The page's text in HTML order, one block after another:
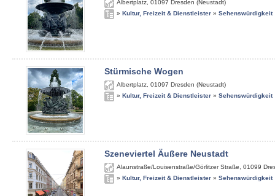
Albertplatz 01097 Dresden (Neustadt)
» Kultur, Freizeit & Dienstleister » Sehenswürdigkeit
Stürmische Wogen
Albertplatz 01097 Dresden (Neustadt)
» Kultur, Freizeit & Dienstleister » Sehenswürdigkeit
Szeneviertel Äußere Neustadt
Alaunstraße/Louisenstraße/Görlitzer Straße 01099
» Kultur, Freizeit & Dienstleister » Sehenswürdigkeit